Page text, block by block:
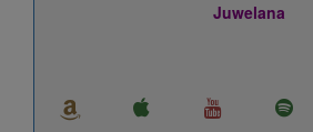
Juwelana